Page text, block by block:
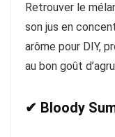
Retrouver le
son jus en
arôme pour DIY,
au bon goût
✔ Bloody